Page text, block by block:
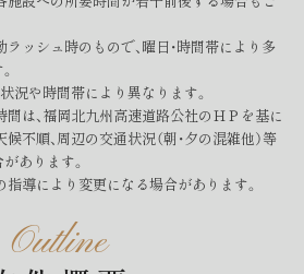
ッシュ時のもので、曜日・時間帯により多
況や時間帯により異なります。
は、福岡北九州高速道路公社のＨＰを基に
不順、周辺の交通状況（朝・夕の混雑他）等
あります。
導により変更になる場合があります。
Outline